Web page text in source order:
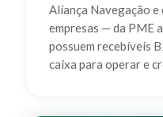
Aliança Navegação
empresas — da PME
possuem recebíveis
caixa para operar e